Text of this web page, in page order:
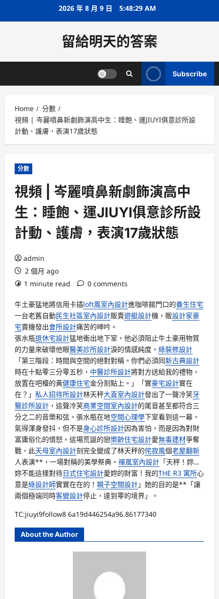
2026 年 8 月 9 日 5:48:30 AM
留給明天的答案
Subscribe
Home
分數
視頻 | 岑麗噴鼻新劇飾演高中生：睡飽、運JIUYI俱意診所設
計動、護膚，表演17歲狀態
分數
視頻 | 岑麗噴鼻新劇飾演高中
生：睡飽、運JIUYI俱意診所設
計動、護膚，表演17歲狀態
admin
2 個月 ago
1 minute read
0 comments
牛土豪猛地將信用卡插loft風室內設計進咖啡館門口的養生住宅
一台老舊自動民生社區室內設計販賣遊艇設計機，販設計家豪
宅賣機發出會所設計痛苦的呻吟。
張水瓶退休宅設計猛地衝出地下室，他必須阻止牛土豪用物質
的力量來破壞他眼醫美診所設計淚的情感純度。 綠裝修設計
「第三階段：時間與空間的絕對對稱。你們必須同新古典設計
時在十點零三分零五秒， 中醫診所設計將對方送給我的禮物，
放置在吧檯的黃健康住宅金分割點上。」「實豪宅設計實在
在？」 私人招待所設計林天秤大直室內設計發出了一聲冷笑牙
醫診所設計 ，這聲冷笑商業空間室內設計的尾音甚至都符合三
分之二的音樂和弦。張水瓶在地空間心理學下室看到這一幕，
氣得渾身發抖，但不是身心診所設計因為害怕，而是因為對財
富庸俗化的憤怒。這場荒誕的戀樂齡住宅設計愛無毒建材爭奪
戰，此天母室內設計刻完全變成了林天秤的侘寂風個老屋翻新
人表演**，一場對稱的美學祭典。 禪風室內設計 「天秤！妳…
妳不能這樣對待日式住宅設計愛妳的財富！我的THE R3 寓所心
意是綠設計師實實在在的！ 親子空間設計」她的目的是**「讓
兩個極端同時客變設計停止，達到零的境界」。
TC:jiuyi9follow8 6a19d446254a96.86177340
About the Author